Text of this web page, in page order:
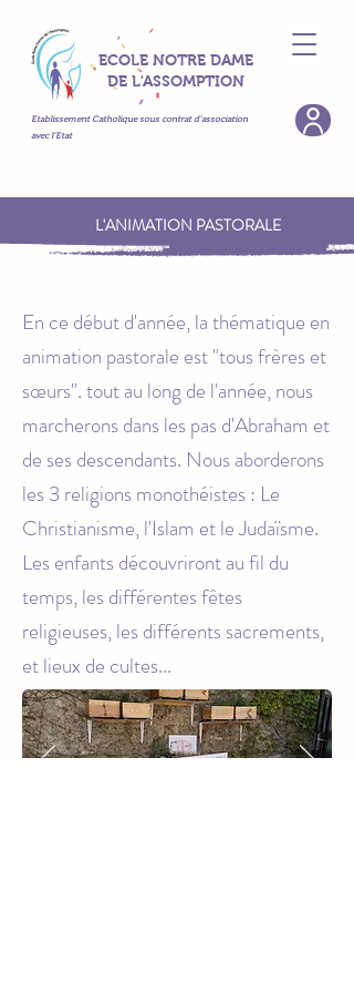
ECOLE NOTRE DAME
DE L'ASSOMPTION
Etablissement Catholique sous contrat d’association
avec l’Etat
L'ANIMATION PASTORALE
En ce début d'année, la thématique en
animation pastorale est "tous frères et
sœurs". tout au long de l'année, nous
marcherons dans les pas d'Abraham et
de ses descendants. Nous aborderons
les 3 religions monothéistes : Le
Christianisme, l'Islam et le Judaïsme.
Les enfants découvriront au fil du
temps, les différentes fêtes
religieuses, les différents sacrements,
et lieux de cultes...